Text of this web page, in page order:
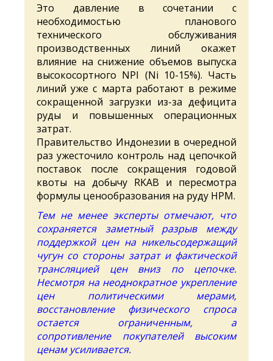
Это давление в сочетании с
необходимостью планового
технического обслуживания
производственных линий окажет
влияние на снижение объемов выпуска
высокосортного NPI (Ni 10-15%). Часть
линий уже с марта работают в режиме
сокращенной загрузки из-за дефицита
руды и повышенных операционных
затрат.
Правительство Индонезии в очередной
раз ужесточило контроль над цепочкой
поставок после сокращения годовой
квоты на добычу RKAB и пересмотра
формулы ценообразования на руду HPM.
Тем не менее эксперты отмечают, что
сохраняется заметный разрыв между
поддержкой цен на никельсодержащий
чугун со стороны затрат и фактической
трансляцией цен вниз по цепочке.
Несмотря на неоднократное укрепление
цен политическими мерами,
восстановление физического спроса
остается ограниченным, а
сопротивление покупателей высоким
ценам усиливается.